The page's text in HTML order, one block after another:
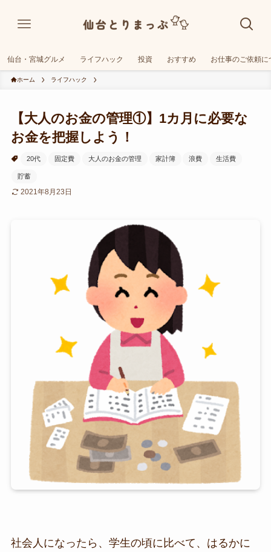
仙台・宮城グルメ ライフハック 投資 おすすめ お仕事のご依頼に
ホーム ライフハック
【大人のお金の管理①】1カ月に必要な
お金を把握しよう！
20代 固定費 大人のお金の管理 家計簿 浪費 生活費
貯蓄
2021年8月23日
社会人になったら、学生の頃に比べて、はるかに